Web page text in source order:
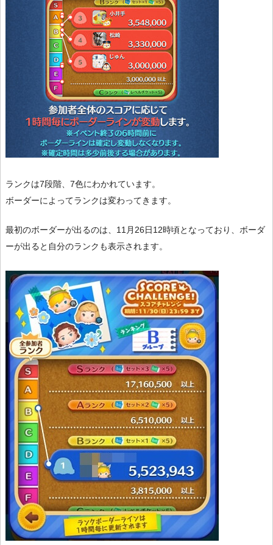
ランクは7段階、7色にわかれています。
ボーダーによってランクは変わってきます。
最初のボーダーが出るのは、11月26日12時頃となっており、ボーダ
ーが出ると自分のランクも表示されます。